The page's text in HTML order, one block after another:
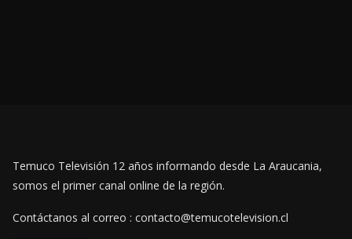
Temuco Televisión 12 años informando desde La Araucania,
somos el primer canal online de la región.
Contáctanos al correo : contacto@temucotelevision.cl